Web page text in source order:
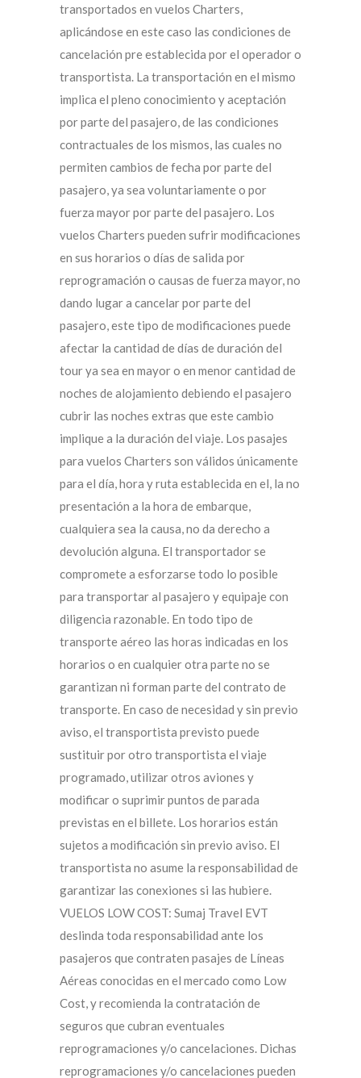
transportados en vuelos Charters,
aplicándose en este caso las condiciones de
cancelación pre establecida por el operador o
transportista. La transportación en el mismo
implica el pleno conocimiento y aceptación
por parte del pasajero, de las condiciones
contractuales de los mismos, las cuales no
permiten cambios de fecha por parte del
pasajero, ya sea voluntariamente o por
fuerza mayor por parte del pasajero. Los
vuelos Charters pueden sufrir modificaciones
en sus horarios o días de salida por
reprogramación o causas de fuerza mayor, no
dando lugar a cancelar por parte del
pasajero, este tipo de modificaciones puede
afectar la cantidad de días de duración del
tour ya sea en mayor o en menor cantidad de
noches de alojamiento debiendo el pasajero
cubrir las noches extras que este cambio
implique a la duración del viaje. Los pasajes
para vuelos Charters son válidos únicamente
para el día, hora y ruta establecida en el, la no
presentación a la hora de embarque,
cualquiera sea la causa, no da derecho a
devolución alguna. El transportador se
compromete a esforzarse todo lo posible
para transportar al pasajero y equipaje con
diligencia razonable. En todo tipo de
transporte aéreo las horas indicadas en los
horarios o en cualquier otra parte no se
garantizan ni forman parte del contrato de
transporte. En caso de necesidad y sin previo
aviso, el transportista previsto puede
sustituir por otro transportista el viaje
programado, utilizar otros aviones y
modificar o suprimir puntos de parada
previstas en el billete. Los horarios están
sujetos a modificación sin previo aviso. El
transportista no asume la responsabilidad de
garantizar las conexiones si las hubiere.
VUELOS LOW COST: Sumaj Travel EVT
deslinda toda responsabilidad ante los
pasajeros que contraten pasajes de Líneas
Aéreas conocidas en el mercado como Low
Cost, y recomienda la contratación de
seguros que cubran eventuales
reprogramaciones y/o cancelaciones. Dichas
reprogramaciones y/o cancelaciones pueden